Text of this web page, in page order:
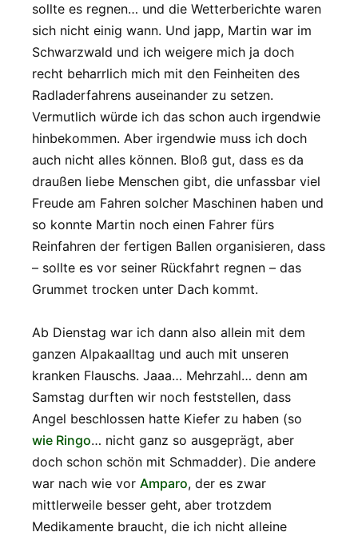
sollte es regnen… und die Wetterberichte waren
sich nicht einig wann. Und japp, Martin war im
Schwarzwald und ich weigere mich ja doch
recht beharrlich mich mit den Feinheiten des
Radladerfahrens auseinander zu setzen.
Vermutlich würde ich das schon auch irgendwie
hinbekommen. Aber irgendwie muss ich doch
auch nicht alles können. Bloß gut, dass es da
draußen liebe Menschen gibt, die unfassbar viel
Freude am Fahren solcher Maschinen haben und
so konnte Martin noch einen Fahrer fürs
Reinfahren der fertigen Ballen organisieren, dass
– sollte es vor seiner Rückfahrt regnen – das
Grummet trocken unter Dach kommt.
Ab Dienstag war ich dann also allein mit dem
ganzen Alpakaalltag und auch mit unseren
kranken Flauschs. Jaaa… Mehrzahl… denn am
Samstag durften wir noch feststellen, dass
Angel beschlossen hatte Kiefer zu haben (so
wie Ringo… nicht ganz so ausgeprägt, aber
doch schon schön mit Schmadder). Die andere
war nach wie vor Amparo, der es zwar
mittlerweile besser geht, aber trotzdem
Medikamente braucht, die ich nicht alleine